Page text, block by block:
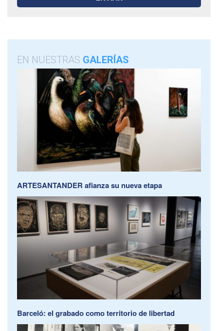
EN NUESTRAS GALERÍAS
ARTESANTANDER afianza su nueva etapa
Barceló: el grabado como territorio de libertad